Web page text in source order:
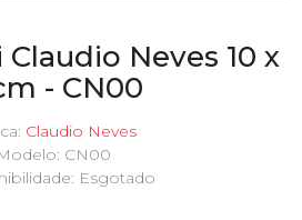
Neves 10 x
- CN00
Claudio Neves
CN00
Esgotado